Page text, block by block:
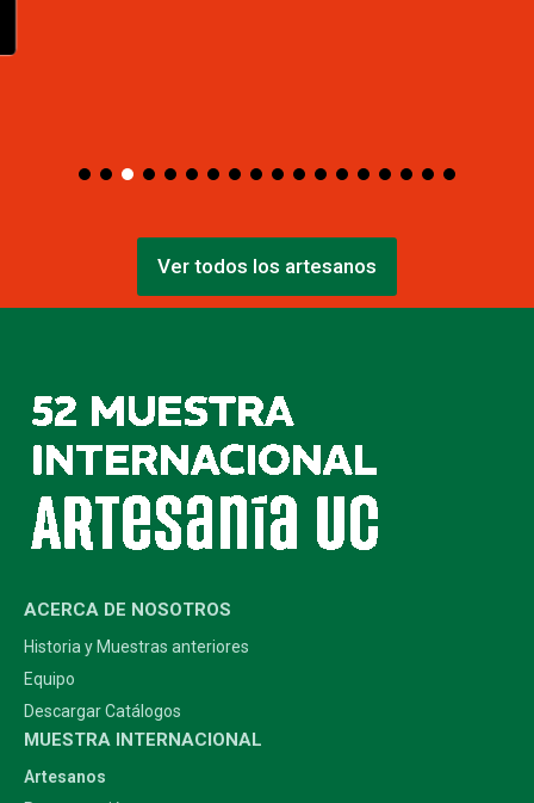
Ver todos los artesanos
ACERCA DE NOSOTROS
Historia y Muestras anteriores
Equipo
Descargar Catálogos
MUESTRA INTERNACIONAL
Artesanos